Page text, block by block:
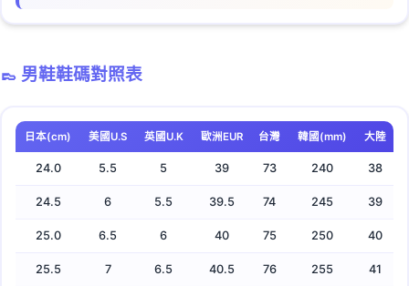
保舒適度和透氣性
👞 男鞋鞋碼對照表
日本(cm) 美國U.S 英國U.K 歐洲EUR 台灣 韓國(mm) 大陸
24.0 5.5 5 39 73 240 38
24.5 6 5.5 39.5 74 245 39
25.0 6.5 6 40 75 250 40
25.5 7 6.5 40.5 76 255 41